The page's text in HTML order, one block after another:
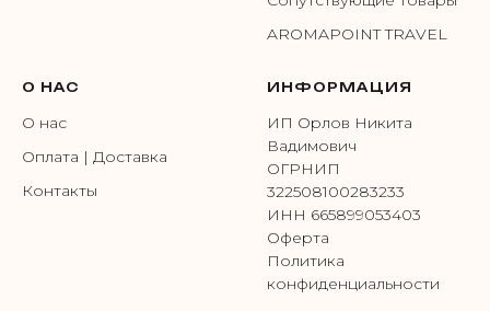
AROMAPOINT TRAVEL
О НАС
О нас
Оплата | Доставка
Контакты
ИНФОРМАЦИЯ
ИП Орлов Никита
Вадимович
ОГРНИП
322508100283233
ИНН 665899053403
Оферта
Политика
конфиденциальности